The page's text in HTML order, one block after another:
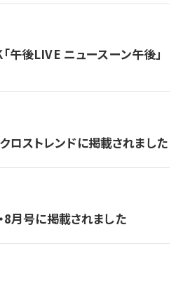
「午後LIVE ニュースーン午後」
クロストレンドに掲載されました
8月号に掲載されました